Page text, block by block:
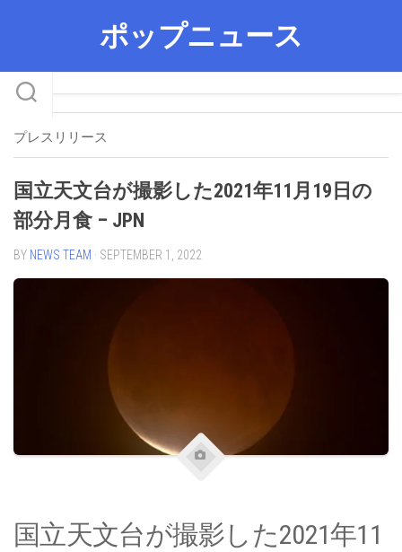
ポップニュース
プレスリリース
国立天文台が撮影した2021年11月19日の
部分月食 – JPN
BY NEWS TEAM · SEPTEMBER 1, 2022
国立天文台が撮影した2021年11